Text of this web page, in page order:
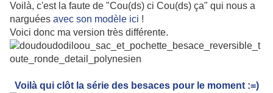
Voilà, c'est la faute de "Cou(ds) ci Cou(ds) ça" qui nous a
narguées avec son modèle ici !
Voici donc ma version très différente.
Voilà qui clôt la série des besaces pour le moment :=)